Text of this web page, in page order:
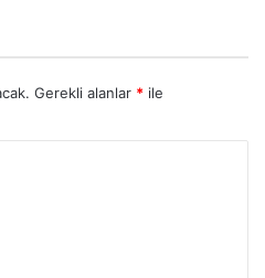
Gerekli alanlar * ile